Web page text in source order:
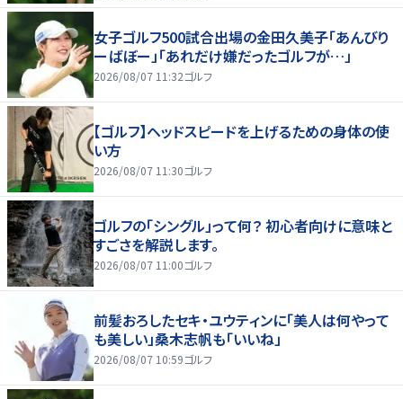
女子ゴルフ500試合出場の金田久美子「あんびり
ーばぼー」「あれだけ嫌だったゴルフが…」
2026/08/07 11:32ゴルフ
【ゴルフ】ヘッドスピードを上げるための身体の使
い方
2026/08/07 11:30ゴルフ
ゴルフの「シングル」って何？ 初心者向けに意味と
すごさを解説します。
2026/08/07 11:00ゴルフ
前髪おろしたセキ・ユウティンに「美人は何やって
も美しい」桑木志帆も「いいね」
2026/08/07 10:59ゴルフ